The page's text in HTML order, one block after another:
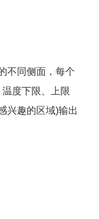
不同侧面，每个
度下限、上限
兴趣的区域)输出